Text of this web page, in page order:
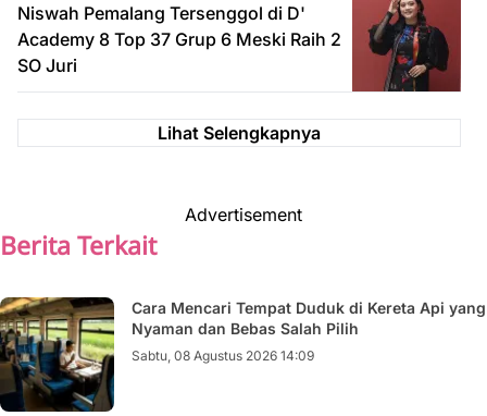
Niswah Pemalang Tersenggol di D'
Academy 8 Top 37 Grup 6 Meski Raih 2
SO Juri
Lihat Selengkapnya
Advertisement
Berita Terkait
Cara Mencari Tempat Duduk di Kereta Api yang
Nyaman dan Bebas Salah Pilih
Sabtu, 08 Agustus 2026 14:09